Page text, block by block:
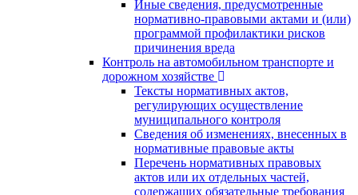
Иные сведения, предусмотренные
нормативно-правовыми актами и (или)
программой профилактики рисков
причинения вреда
Контроль на автомобильном транспорте и
дорожном хозяйстве
Тексты нормативных актов,
регулирующих осуществление
муниципального контроля
Сведения об изменениях, внесенных в
нормативные правовые акты
Перечень нормативных правовых
актов или их отдельных частей,
содержащих обязательные требования